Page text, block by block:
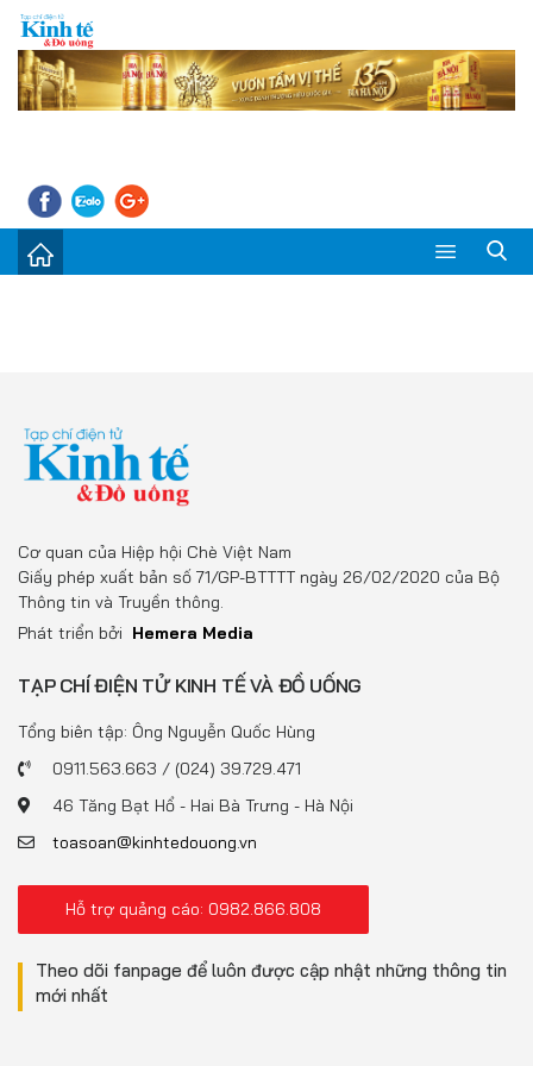
Thị trường
Doanh nghiệp – Doanh nhân
Đồ uống
Pháp luật
Multimedia
Cơ quan của Hiệp hội Chè Việt Nam
Giấy phép xuất bản số 71/GP-BTTTT ngày 26/02/2020 của Bộ
Thông tin và Truyền thông.
Phát triển bởi Hemera Media
TẠP CHÍ ĐIỆN TỬ KINH TẾ VÀ ĐỒ UỐNG
Tổng biên tập: Ông Nguyễn Quốc Hùng
0911.563.663 / (024) 39.729.471
46 Tăng Bạt Hổ - Hai Bà Trưng - Hà Nội
toasoan@kinhtedouong.vn
Hỗ trợ quảng cáo: 0982.866.808
Theo dõi fanpage để luôn được cập nhật những thông tin
mới nhất